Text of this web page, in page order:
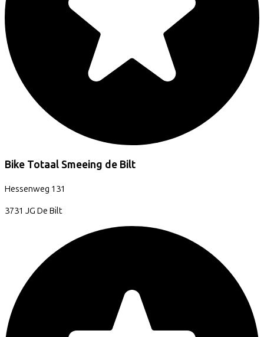
Bike Totaal Smeeing de Bilt
Hessenweg 131
3731 JG De Bilt